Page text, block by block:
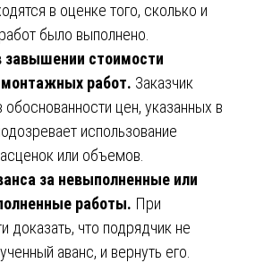
в оценке того, сколько и
было выполнено.
завышении стоимости
монтажных работ. Заказчик
обоснованности цен, указанных в
использование
или объемов.
за невыполненные или
работы. При
доказать, что подрядчик не
аванс, и вернуть его.